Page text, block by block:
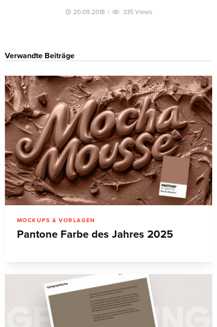
20.09.2018 | 335 Views
Verwandte Beiträge
MOCKUPS & VORLAGEN
Pantone Farbe des Jahres 2025